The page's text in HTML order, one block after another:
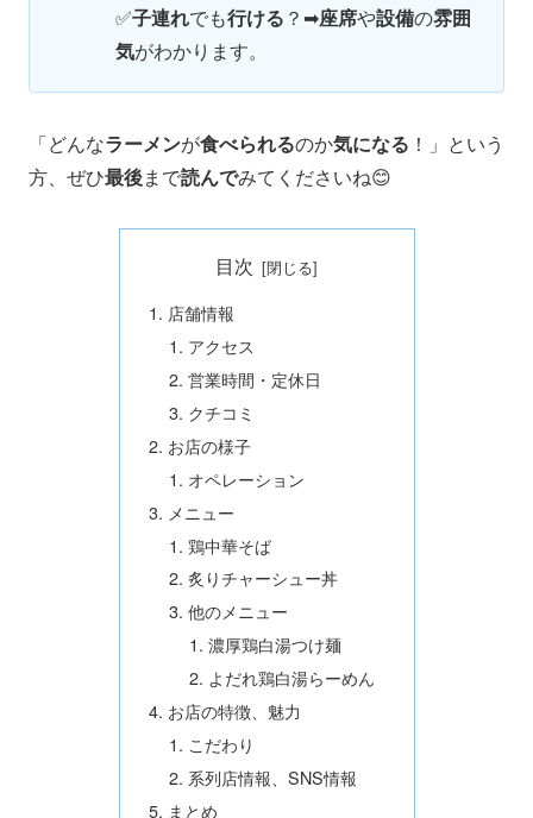
✅子連れでも行ける ？➡座席や設備の雰囲
気がわかります。
「どんなラーメンが食べられるのか気になる ！」という
方、ぜひ最後まで読んでみてくださいね😊
目次
店舗情報
アクセス
営業時間・定休日
クチコミ
お店の様子
オペレーション
メニュー
鶏中華そば
炙りチャーシュー丼
他のメニュー
濃厚鶏白湯つけ麺
よだれ鶏白湯らーめん
お店の特徴、魅力
こだわり
系列店情報、SNS情報
まとめ